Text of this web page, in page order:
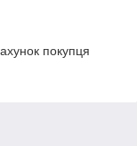
покупця